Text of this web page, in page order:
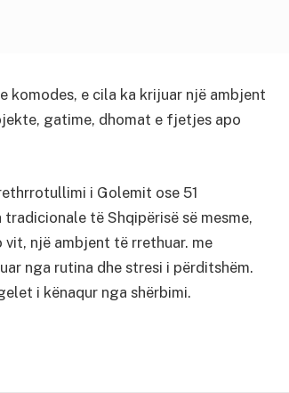
komodes, e cila ka krijuar një ambjent
gatime, dhomat e fjetjes apo
i Golemit ose 51
të Shqipërisë së mesme,
një ambjent të rrethuar. me
nga rutina dhe stresi i përditshëm.
i kënaqur nga shërbimi.